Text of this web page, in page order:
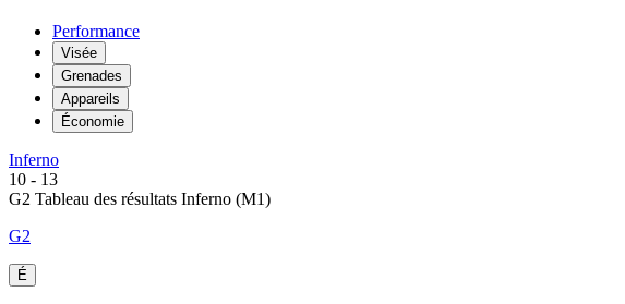
Performance
Visée
Grenades
Appareils
Économie
Inferno
10 - 13
G2 Tableau des résultats Inferno (M1)
G2
É